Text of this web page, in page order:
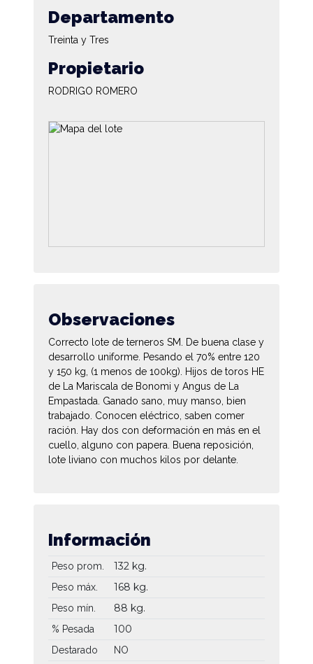
Departamento
Treinta y Tres
Propietario
RODRIGO ROMERO
Observaciones
Correcto lote de terneros SM. De buena clase y
desarrollo uniforme. Pesando el 70% entre 120
y 150 kg, (1 menos de 100kg). Hijos de toros HE
de La Mariscala de Bonomi y Angus de La
Empastada. Ganado sano, muy manso, bien
trabajado. Conocen eléctrico, saben comer
ración. Hay dos con deformación en más en el
cuello, alguno con papera. Buena reposición,
lote liviano con muchos kilos por delante.
Información
Peso prom. 132 kg.
Peso máx. 168 kg.
Peso mín. 88 kg.
% Pesada 100
Destarado NO